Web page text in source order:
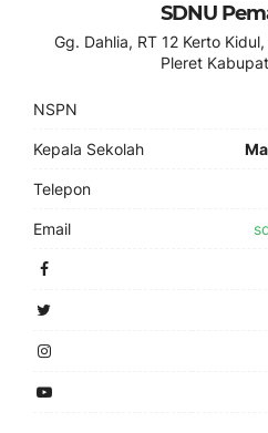
SDNU
Gg. Dahlia, RT 12 Kerto
Pleret
NSPN
Kepala Sekolah
Telepon
Email